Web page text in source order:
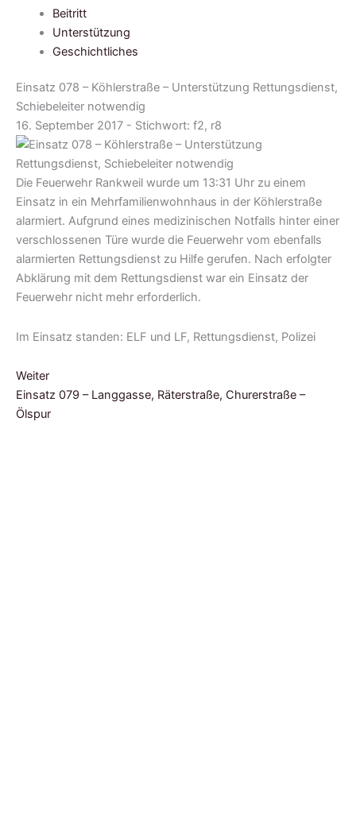
Beitritt
Unterstützung
Geschichtliches
Einsatz 078 – Köhlerstraße – Unterstützung Rettungsdienst,
Schiebeleiter notwendig
16. September 2017 - Stichwort: f2, r8
Die Feuerwehr Rankweil wurde um 13:31 Uhr zu einem
Einsatz in ein Mehrfamilienwohnhaus in der Köhlerstraße
alarmiert. Aufgrund eines medizinischen Notfalls hinter einer
verschlossenen Türe wurde die Feuerwehr vom ebenfalls
alarmierten Rettungsdienst zu Hilfe gerufen. Nach erfolgter
Abklärung mit dem Rettungsdienst war ein Einsatz der
Feuerwehr nicht mehr erforderlich.
Im Einsatz standen: ELF und LF, Rettungsdienst, Polizei
Weiter
Einsatz 079 – Langgasse, Räterstraße, Churerstraße –
Ölspur